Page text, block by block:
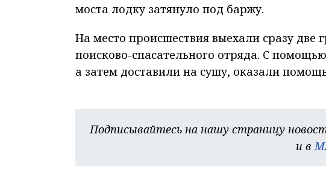
моста лодку затянуло под баржу.
На место происшествия выехали сразу две
поисково-спасательного отряда. С
а затем доставили на сушу, оказали
Подписывайтесь на нашу страницу
и в